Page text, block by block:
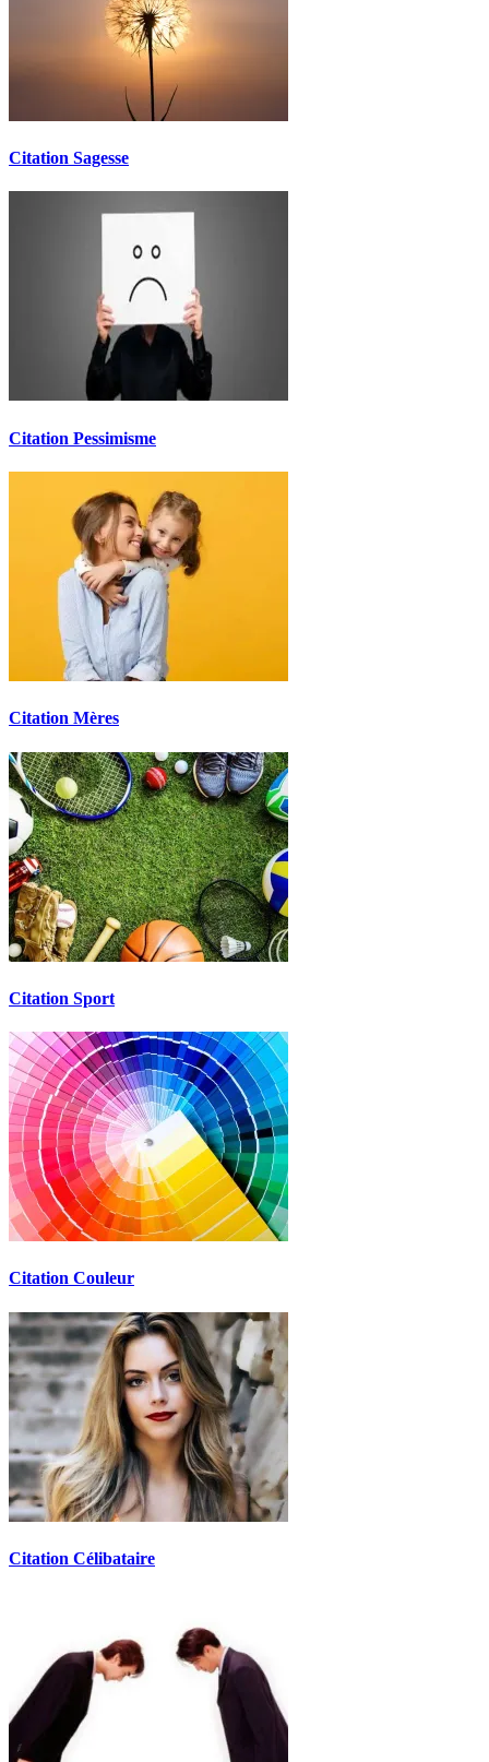
Citation Sagesse
Citation Pessimisme
Citation Mères
Citation Sport
Citation Couleur
Citation Célibataire